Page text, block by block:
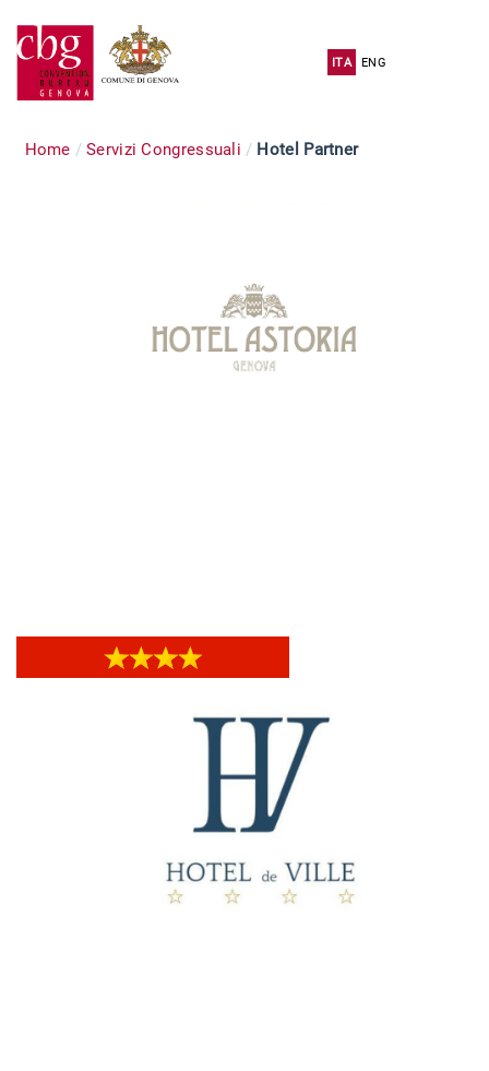
ITA ENG
Home Servizi Congressuali Hotel Partner
Hotel Astoria Genova
Hotel Astoria Genova